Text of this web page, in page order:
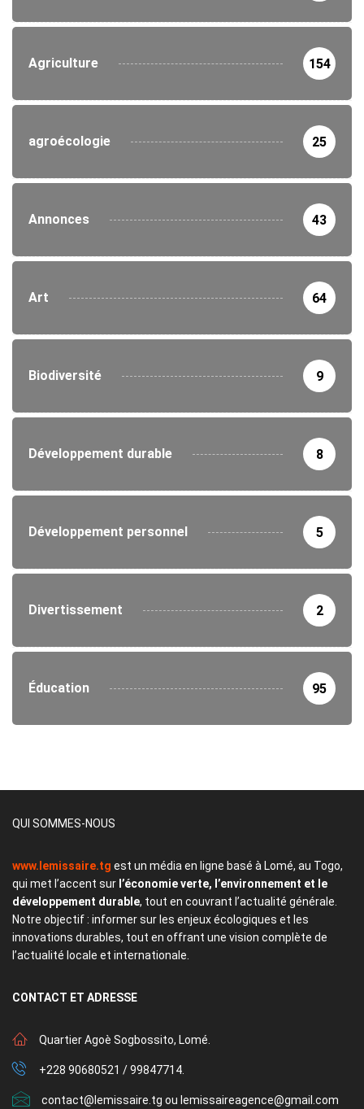
Agriculture 154
agroécologie 25
Annonces 43
Art 64
Biodiversité 9
Développement durable 8
Développement personnel 5
Divertissement 2
Éducation 95
QUI SOMMES-NOUS
www.lemissaire.tg est un média en ligne basé à Lomé, au Togo,
qui met l’accent sur l’économie verte, l’environnement et le
développement durable, tout en couvrant l’actualité générale.
Notre objectif : informer sur les enjeux écologiques et les
innovations durables, tout en offrant une vision complète de
l’actualité locale et internationale.
CONTACT ET ADRESSE
Quartier Agoè Sogbossito, Lomé.
+228 90680521 / 99847714.
contact@lemissaire.tg ou lemissaireagence@gmail.com